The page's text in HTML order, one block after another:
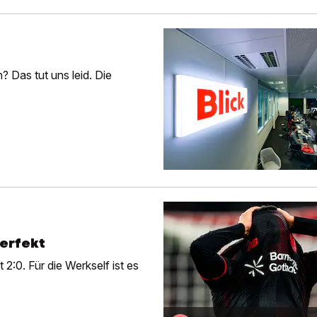
Das tut uns leid. Die
Für die Werkself ist es